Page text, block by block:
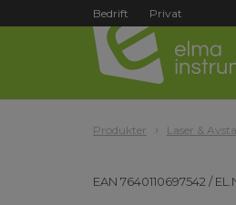
Bedrift Privat
Produkter Laser &
EAN 7640110697542 /